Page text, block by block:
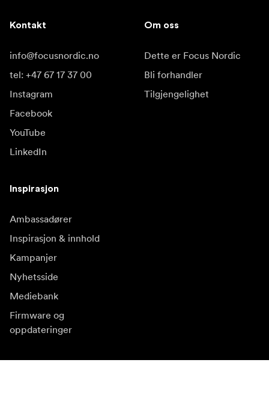
Kontakt
info@focusnordic.no
tel: +47 67 17 37 00
Instagram
Facebook
YouTube
LinkedIn
Om oss
Dette er Focus Nordic
Bli forhandler
Tilgjengelighet
Inspirasjon
Ambassadører
Inspirasjon & innhold
Kampanjer
Nyhetsside
Mediebank
Firmware og
oppdateringer